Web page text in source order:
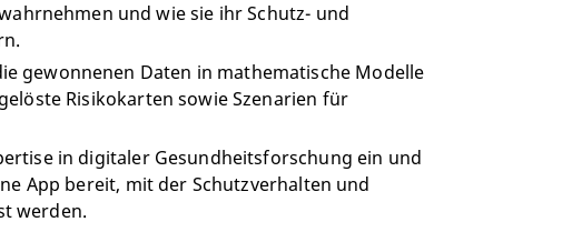
und wie sie ihr Schutz- und
gewonnenen Daten in mathematische Modelle
Risikokarten sowie Szenarien für
in digitaler Gesundheitsforschung ein und
App bereit, mit der Schutzverhalten und
werden.